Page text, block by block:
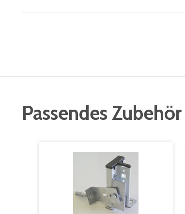
Passendes Zubehör